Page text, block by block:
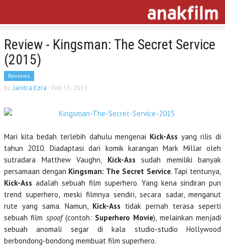
Review - Kingsman: The Secret Service
(2015)
Reviews
by Janitra Ezra - Feb 13, 2015
Mari kita bedah terlebih dahulu mengenai Kick-Ass yang rilis di
tahun 2010. Diadaptasi dari komik karangan Mark Millar oleh
sutradara Matthew Vaughn, Kick-Ass sudah memiliki banyak
persamaan dengan Kingsman: The Secret Service. Tapi tentunya,
Kick-Ass adalah sebuah film superhero. Yang kena sindiran pun
trend superhero, meski filmnya sendiri, secara sadar, menganut
rute yang sama. Namun, Kick-Ass tidak pernah terasa seperti
sebuah film spoof(contoh: Superhero Movie), melainkan menjadi
sebuah anomali segar di kala studio-studio Hollywood
berbondong-bondong membuat film superhero.